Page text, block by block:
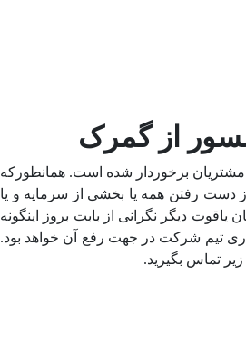
از گمرک
برخوردار شده است. همانطورکه
دست رفتن همه یا بخشی از سرمایه و یا
دیگر نگرانی از بابت بروز اینگونه
تیم شرکت در جهت رفع آن خواهد بود.
تماس بگیرید.